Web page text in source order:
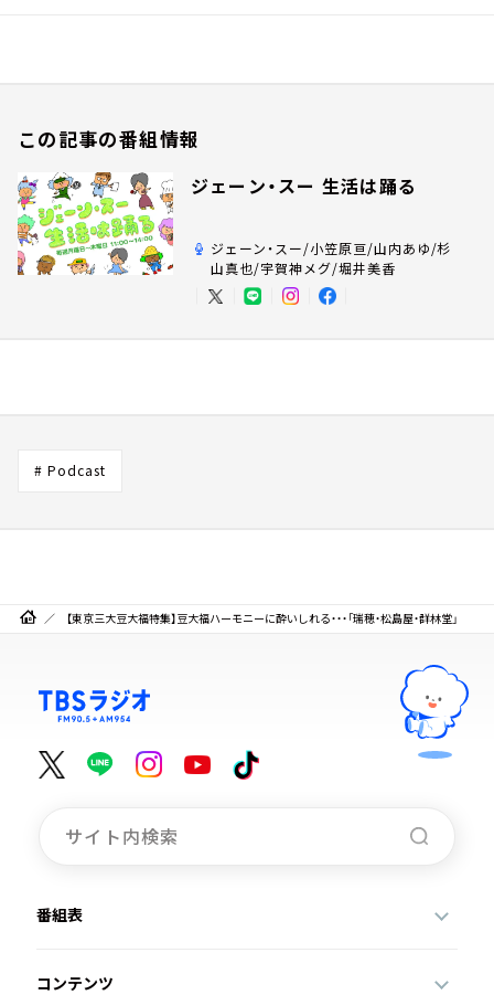
この記事の番組情報
ジェーン・スー 生活は踊る
ジェーン・スー/小笠原亘/山内あゆ/杉
山真也/宇賀神メグ/堀井美香
# Podcast
【東京三大豆大福特集】豆大福ハーモニーに酔いしれる・・・「瑞穂・松島屋・群林堂」
番組表
コンテンツ